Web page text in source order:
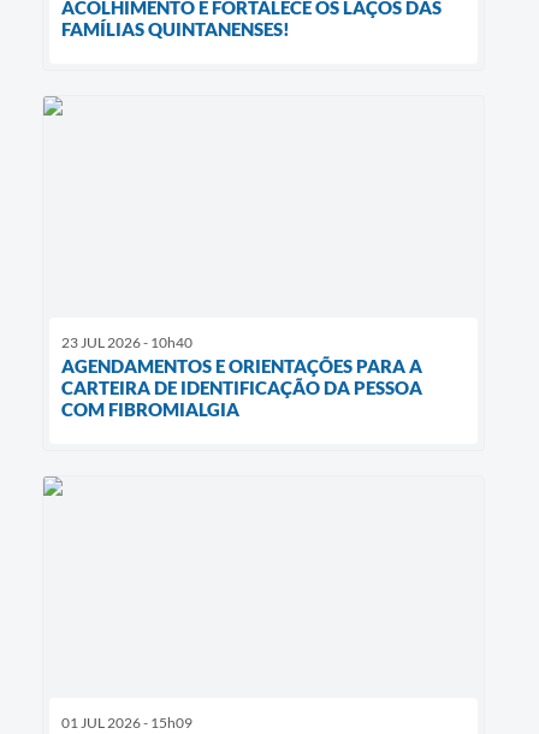
ACOLHIMENTO E FORTALECE OS LAÇOS DAS
FAMÍLIAS QUINTANENSES!
23 JUL 2026 - 10h40
AGENDAMENTOS E ORIENTAÇÕES PARA A
CARTEIRA DE IDENTIFICAÇÃO DA PESSOA
COM FIBROMIALGIA
01 JUL 2026 - 15h09